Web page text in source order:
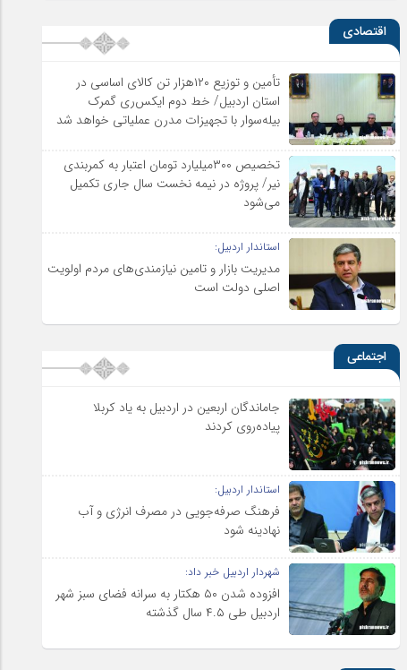
اقتصادی
تأمین و توزیع ۱۲۰هزار تن کالای اساسی در
استان اردبیل/ خط دوم ایکس‌ری گمرک
بیله‌سوار با تجهیزات مدرن عملیاتی خواهد شد
تخصیص ۳۰۰میلیارد تومان اعتبار به کمربندی
نیر/ پروژه در نیمه نخست سال جاری تکمیل
می‌شود
استاندار اردبیل:
مدیریت بازار و تامین نیازمندی‌های مردم اولویت‌
اصلی دولت است
اجتماعی
جاماندگان اربعین در اردبیل به یاد کربلا
پیاده‌روی کردند
استاندار اردبیل:
فرهنگ صرفه‌جویی در مصرف انرژی و آب
نهادینه شود
شهردار اردبیل خبر داد:
افزوده شدن ۵۰ هکتار به سرانه فضای سبز شهر
اردبیل طی ۴.۵ سال گذشته